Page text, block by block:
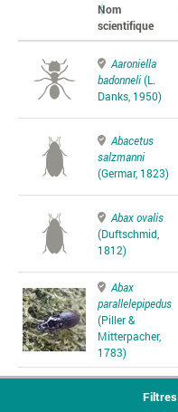
Nom
scientifique
Aaroniella
badonneli(L.
Danks, 1950)
Abacetus
salzmanni
(Germar, 1823)
Abax ovalis
(Duftschmid,
1812)
Abax
parallelepipedus
(Piller &
Mitterpacher,
1783)
Abax